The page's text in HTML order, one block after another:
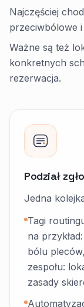
Najczęściej
przeciwbólowe i
Ważne są też
konkretnych
rezerwacja.
Podział
Jedna
Tagi
na
bólu
zespołu:
zasady